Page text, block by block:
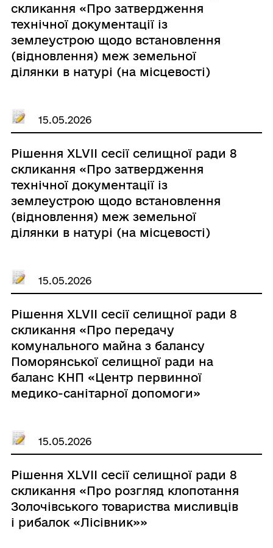
скликання «Про затвердження
технічної документації із
землеустрою щодо встановлення
(відновлення) меж земельної
ділянки в натурі (на місцевості)
15.05.2026
Рішення ХLVIІ сесії селищної ради 8
скликання «Про затвердження
технічної документації із
землеустрою щодо встановлення
(відновлення) меж земельної
ділянки в натурі (на місцевості)
15.05.2026
Рішення ХLVIІ сесії селищної ради 8
скликання «Про передачу
комунального майна з балансу
Поморянської селищної ради на
баланс КНП «Центр первинної
медико-санітарної допомоги»
15.05.2026
Рішення ХLVIІ сесії селищної ради 8
скликання «Про розгляд клопотання
Золочівського товариства мисливців
і рибалок «Лісівник»»